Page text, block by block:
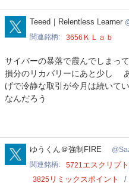
a12t8k
Teeed｜Relentless Learner
関連銘柄
3656 ＫＬａｂ
サイバーの暴落で霞んでしまっ
損分のリカバリーにあと少し
げで冷静な取引が今月は続いて
なんだろう
SazabyMKII
ゆうくん＠強制FIRE
関連銘柄
5721エスクリプ
3825 リミックスポイント